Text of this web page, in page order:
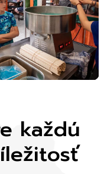
každú